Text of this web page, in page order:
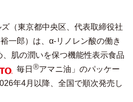
（東京都中央区、代表取締役社
一郎）は、α-リノレン酸の働き
肌の潤いを保つ機能性表示食品
毎日 Ⓡアマニ油」のパッケー
年4月以降、全国で順次発売し